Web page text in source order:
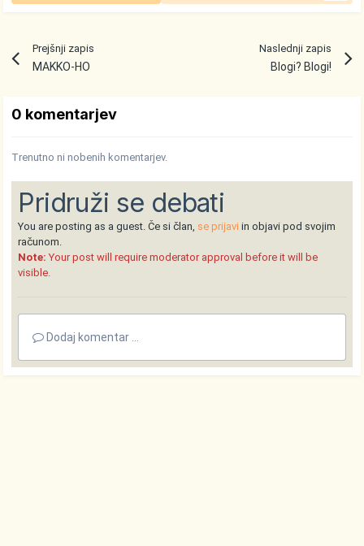
Prejšnji zapis
MAKKO-HO
Naslednji zapis
Blogi? Blogi!
0 komentarjev
Trenutno ni nobenih komentarjev.
Pridruži se debati
You are posting as a guest. Če si član, se prijavi in objavi pod svojim
računom.
Note: Your post will require moderator approval before it will be
visible.
Dodaj komentar ...